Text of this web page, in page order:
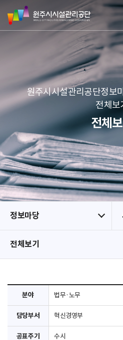
네
본문 바로
메뉴 바로
원
주
시
리
공
단
원주시시설관리공단정보
전체보
전체
정보마당
전체보기
분야 법무·노무
담당부서 혁신경영부
공표주기 수시